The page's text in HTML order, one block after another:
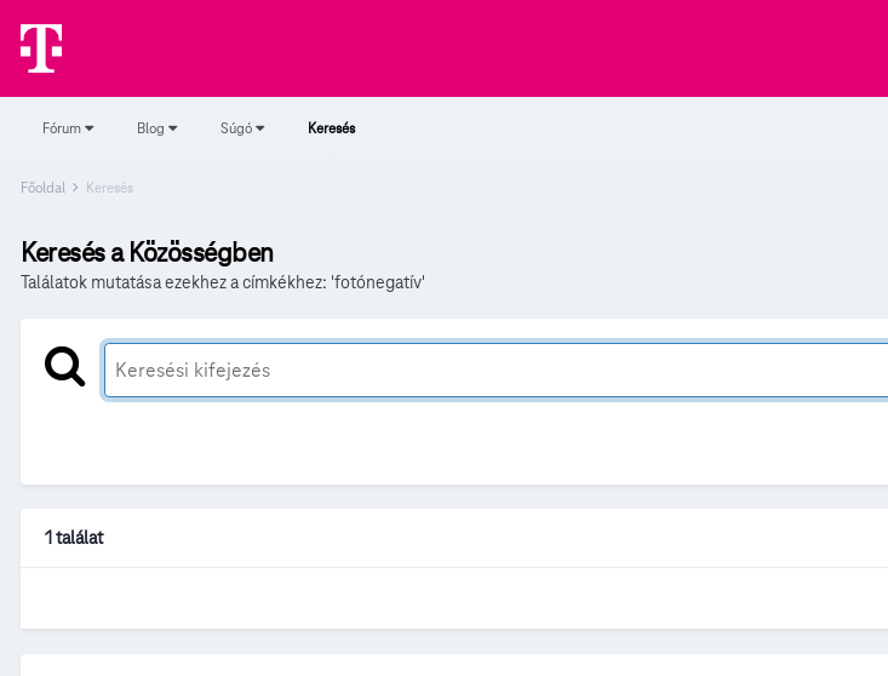
Fórum Blog Súgó Keresés
Főoldal Keresés
Keresés a Közösségben
Találatok mutatása ezekhez a címkékhez: 'fotónegatív'
1 találat